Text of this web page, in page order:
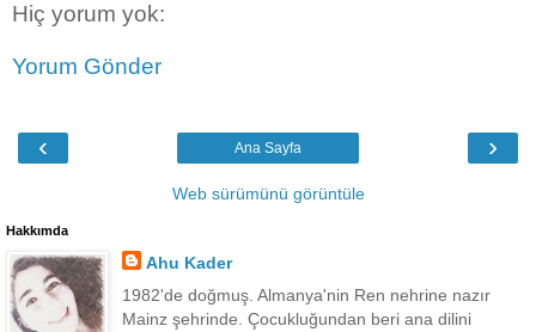
Hiç yorum yok:
Yorum Gönder
‹ ›
Ana Sayfa
Web sürümünü görüntüle
Hakkımda
Ahu Kader
1982'de doğmuş. Almanya'nin Ren nehrine nazır
Mainz şehrinde. Çocukluğundan beri ana dilini